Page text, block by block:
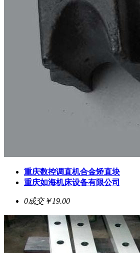
重庆数控调直机合金矫直块
重庆如海机床设备有限公司
0成交￥19.00